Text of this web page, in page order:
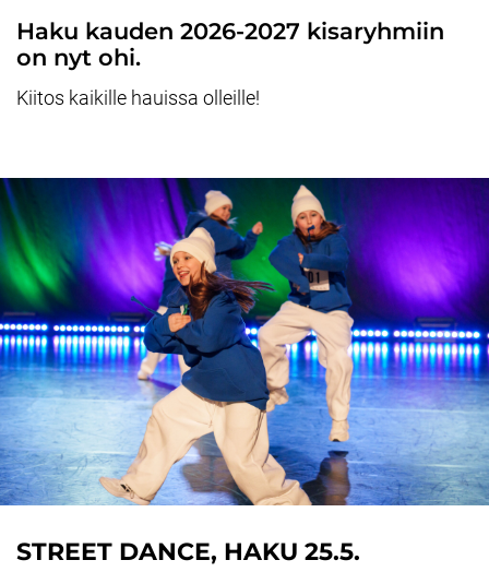
Haku kauden 2026-2027 kisaryhmiin
on nyt ohi.
Kiitos kaikille hauissa olleille!
STREET DANCE, HAKU 25.5.